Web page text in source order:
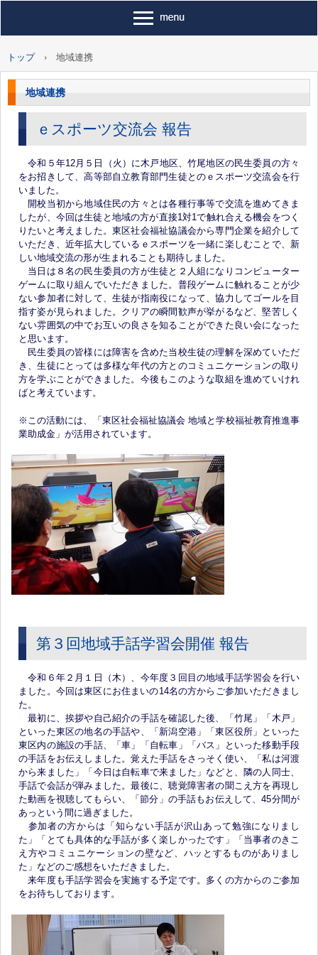
トップ › 地域連携
地域連携
ｅスポーツ交流会 報告
令和５年12月５日（火）に木戸地区、竹尾地区の民生委員の方々
をお招きして、高等部自立教育部門生徒とのｅスポーツ交流会を行
いました。
開校当初から地域住民の方々とは各種行事等で交流を進めてきま
したが、今回は生徒と地域の方が直接1対1で触れ合える機会をつく
りたいと考えました。東区社会福祉協議会から専門企業を紹介して
いただき、近年拡大しているｅスポーツを一緒に楽しむことで、新
しい地域交流の形が生まれることも期待しました。
当日は８名の民生委員の方が生徒と２人組になりコンピューター
ゲームに取り組んでいただきました。普段ゲームに触れることが少
ない参加者に対して、生徒が指南役になって、協力してゴールを目
指す姿が見られました。クリアの瞬間歓声が挙がるなど、堅苦しく
ない雰囲気の中でお互いの良さを知ることができた良い会になった
と思います。
民生委員の皆様には障害を含めた当校生徒の理解を深めていただ
き、生徒にとっては多様な年代の方とのコミュニケーションの取り
方を学ぶことができました。今後もこのような取組を進めていけれ
ばと考えています。
※この活動には、「東区社会福祉協議会 地域と学校福祉教育推進事
業助成金」が活用されています。
第３回地域手話学習会開催 報告
令和６年２月１日（木）、今年度３回目の地域手話学習会を行い
ました。今回は東区にお住まいの14名の方からご参加いただきまし
た。
最初に、挨拶や自己紹介の手話を確認した後、「竹尾」「木戸」
といった東区の地名の手話や、「新潟空港」「東区役所」といった
東区内の施設の手話、「車」「自転車」「バス」といった移動手段
の手話をお伝えしました。覚えた手話をさっそく使い、「私は河渡
から来ました」「今日は自転車で来ました」などと、隣の人同士、
手話で会話が弾みました。最後に、聴覚障害者の聞こえ方を再現し
た動画を視聴してもらい、「節分」の手話もお伝えして、45分間が
あっという間に過ぎました。
参加者の方からは「知らない手話が沢山あって勉強になりまし
た」「とても具体的な手話が多く楽しかったです」「当事者のきこ
え方やコミュニケーションの壁など、ハッとするものがありまし
た」などのご感想をいただきました。
来年度も手話学習会を実施する予定です。多くの方からのご参加
をお待ちしております。